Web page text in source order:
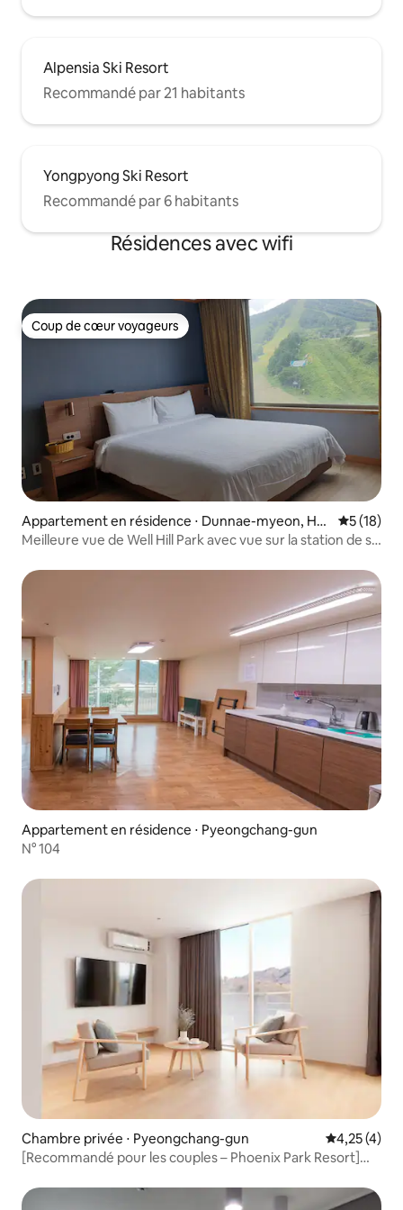
Alpensia Ski Resort
Recommandé par 21 habitants
Yongpyong Ski Resort
Recommandé par 6 habitants
Résidences avec wifi
Coup de cœur voyageurs
Coup de cœur voyageurs
Appartement en résidence ⋅ Dunnae-myeon, Ho
engseon
5 (18)
Meilleure vue de Well Hill Park avec vue sur la station de ski
Appartement en résidence ⋅ Pyeongchang-gun
N° 104
Chambre privée ⋅ Pyeongchang-gun Évaluation
4,25 (4)
[Recommandé pour les couples – Phoenix Park Resort]
Standard) / Activités / Restaurant / Épicerie / Café sur